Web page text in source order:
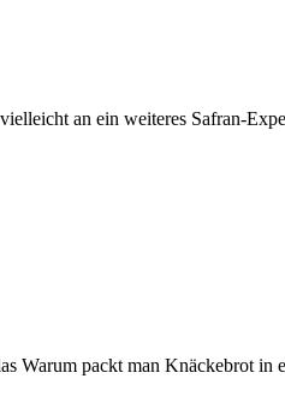
an ein weiteres Safran-
Warum packt man Knäckebrot in